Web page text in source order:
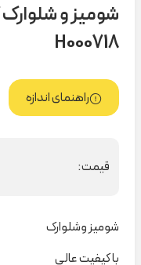
H000718
راهنمای اندازه
قیمت:
شومیز وشلوارک
با کیفیت عالی